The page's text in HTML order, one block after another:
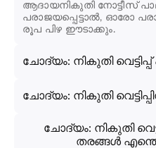
ആദായനികുതി നോട്ടീസ്
പരാജയപ്പെട്ടാൽ, ഓരോ
രൂപ പിഴ ഈടാക്കും.
ചോദ്യം: നികുതി
ചോദ്യം: നികുതി
ചോദ്യം: നികുതി
തരങ്ങൾ